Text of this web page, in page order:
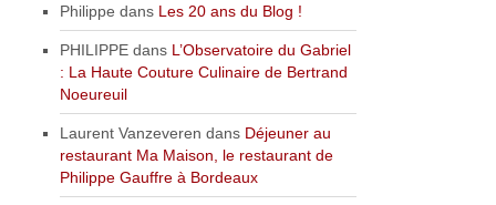
Philippe dans Les 20 ans du Blog !
PHILIPPE dans L’Observatoire du Gabriel
: La Haute Couture Culinaire de Bertrand
Noeureuil
Laurent Vanzeveren dans Déjeuner au
restaurant Ma Maison, le restaurant de
Philippe Gauffre à Bordeaux